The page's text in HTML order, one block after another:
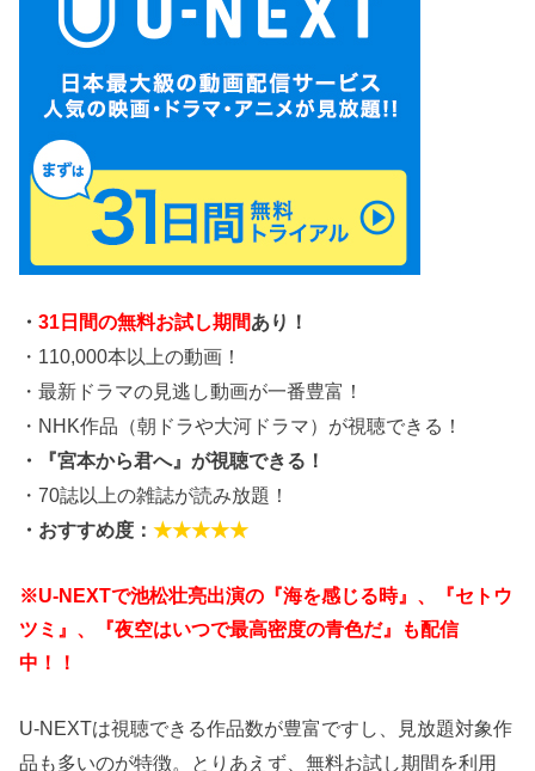
・31日間の無料お試し期間あり！
・110,000本以上の動画！
・最新ドラマの見逃し動画が一番豊富！
・NHK作品（朝ドラや大河ドラマ）が視聴できる！
・『宮本から君へ』が視聴できる！
・70誌以上の雑誌が読み放題！
・おすすめ度：★★★★★
※U-NEXTで池松壮亮出演の『海を感じる時』、『セトウ
ツミ』、『夜空はいつで最高密度の青色だ』も配信
中！！
U-NEXTは視聴できる作品数が豊富ですし、見放題対象作
品も多いのが特徴。とりあえず、無料お試し期間を利用